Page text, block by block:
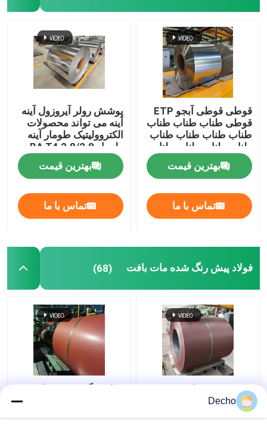
قوطی قوطی آبجو ETP
قوطی طناب طناب طناب
طناب طناب طناب طناب
طناب طناب طناب طناب
طناب
بهترین قیمت
تماس با ما
پوشش رولر آیروزول آینه
آینه می تواند محصولات
الکتروولیتیک طومار آینه
طومار BA T4 2.8/2.8
قدرت بالا
بهترین قیمت
تماس با ما
فولاد پیش رنگ شده مات بافت (68)
گالوانیزه رنگ آمیزی
Decho